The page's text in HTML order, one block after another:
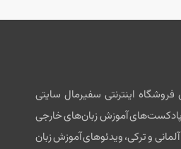
اینترنتی سفیرمال سایتی
آموزش زبان‌های خارجی
و ترکی، ویدئوهای آموزش زبان